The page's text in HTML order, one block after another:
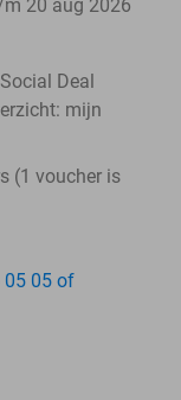
20 aug 2026
Deal
mijn
(1 voucher is
05 05 of